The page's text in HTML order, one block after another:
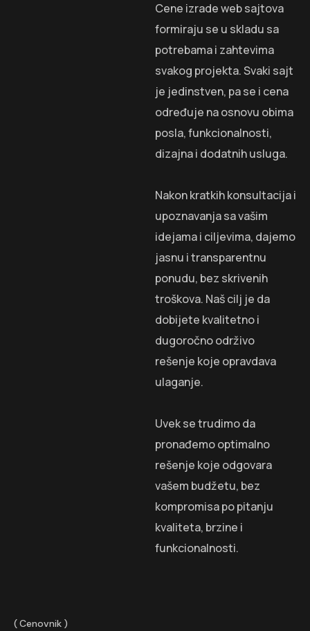
Cene izrade web sajtova
formiraju se u skladu sa
potrebama i zahtevima
svakog projekta. Svaki sajt
je jedinstven, pa se i cena
određuje na osnovu obima
posla, funkcionalnosti,
dizajna i dodatnih usluga.
Nakon kratkih konsultacija i
upoznavanja sa vašim
idejama i ciljevima, dajemo
jasnu i transparentnu
ponudu, bez skrivenih
troškova. Naš cilj je da
dobijete kvalitetno i
dugoročno održivo
rešenje koje opravdava
ulaganje.
Uvek se trudimo da
pronađemo optimalno
rešenje koje odgovara
vašem budžetu, bez
kompromisa po pitanju
kvaliteta, brzine i
funkcionalnosti.
Cenovnik